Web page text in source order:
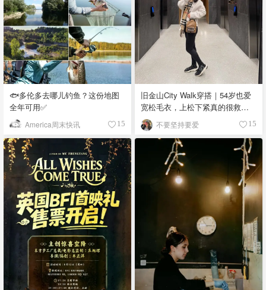
🐟多伦多去哪儿钓鱼？这份地图
全年可用✅
America周末快讯 15
旧金山City Walk穿搭｜54岁也爱
宽松毛衣，上松下紧真的很救比
例
不要坚持要爱 15